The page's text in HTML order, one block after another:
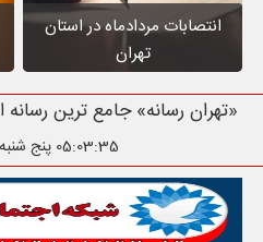
انتصابات مردادماه در استان
تهران
«تهران رسانه» جامع ترین رسانه
05:03:37 پنج شنبه 1405/05/15